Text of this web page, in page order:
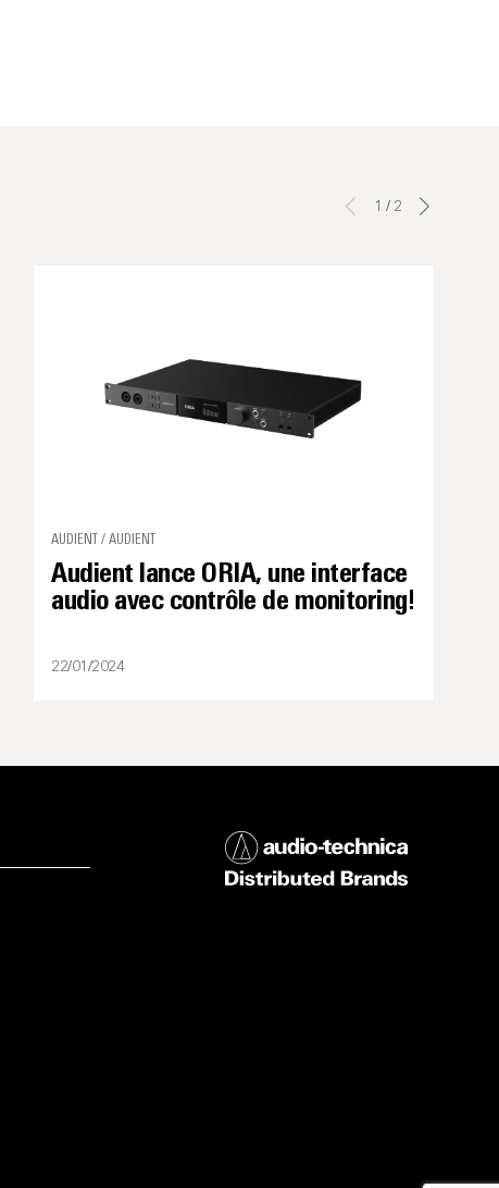
AUDIENT / AUDIENT
Audient lance ORIA, une interface
audio avec contrôle de monitoring!
22/01/2024
1 / 2